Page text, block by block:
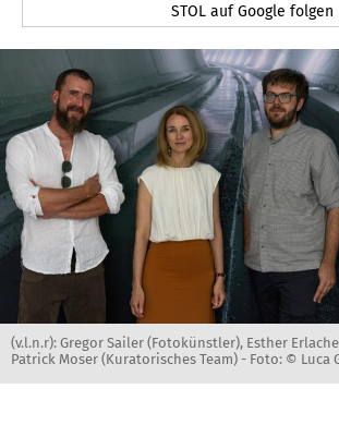
STOL auf Google folgen
(v.l.n.r): Gregor Sailer (Fotokünstler), Esther
Patrick Moser (Kuratorisches Team) - Foto: © Luca